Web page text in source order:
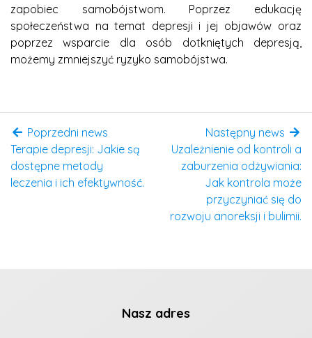
zapobiec samobójstwom. Poprzez edukację
społeczeństwa na temat depresji i jej objawów oraz
poprzez wsparcie dla osób dotkniętych depresją,
możemy zmniejszyć ryzyko samobójstwa.
Poprzedni news
Terapie depresji: Jakie są
dostępne metody
leczenia i ich efektywność.
Następny news
Uzależnienie od kontroli a
zaburzenia odżywiania:
Jak kontrola może
przyczyniać się do
rozwoju anoreksji i bulimii.
Nasz adres